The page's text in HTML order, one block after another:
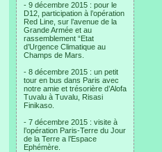
- 9 décembre 2015 : pour le
D12, participation à l’opération
Red Line, sur l’avenue de la
Grande Armée et au
rassemblement “Etat
d’Urgence Climatique au
Champs de Mars.
- 8 décembre 2015 : un petit
tour en bus dans Paris avec
notre amie et trésorière d’Alofa
Tuvalu à Tuvalu, Risasi
Finikaso.
- 7 décembre 2015 : visite à
l’opération Paris-Terre du Jour
de la Terre a l’Espace
Ephémère.